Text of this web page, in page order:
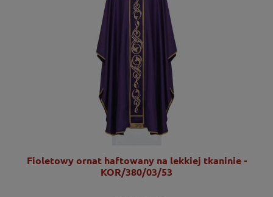
Fioletowy ornat haftowany na lekkiej tkaninie -
KOR/380/03/53